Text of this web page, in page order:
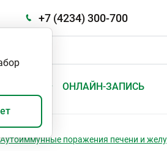
+7 (4234) 300-700
ОНЛАЙН-ЗАПИСЬ
Аутоиммунные поражения печени и